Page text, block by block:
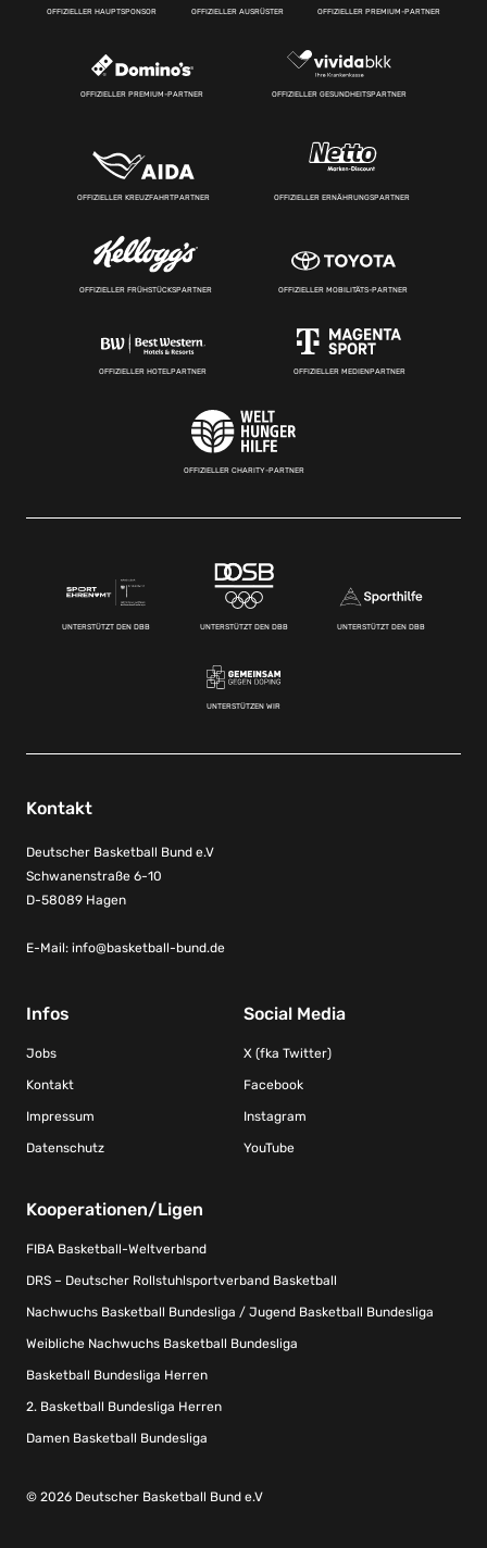
OFFIZIELLER HAUPTSPONSOR OFFIZIELLER AUSRÜSTER OFFIZIELLER PREMIUM-PARTNER
OFFIZIELLER PREMIUM-PARTNER OFFIZIELLER GESUNDHEITSPARTNER
OFFIZIELLER KREUZFAHRTPARTNER OFFIZIELLER ERNÄHRUNGSPARTNER
OFFIZIELLER FRÜHSTÜCKSPARTNER OFFIZIELLER MOBILITÄTS-PARTNER
OFFIZIELLER HOTELPARTNER OFFIZIELLER MEDIENPARTNER
OFFIZIELLER CHARITY-PARTNER
UNTERSTÜTZT DEN DBB UNTERSTÜTZT DEN DBB UNTERSTÜTZT DEN DBB
UNTERSTÜTZEN WIR
Kontakt
Deutscher Basketball Bund e.V
Schwanenstraße 6-10
D-58089 Hagen
E-Mail: info@basketball-bund.de
Infos
Jobs
Kontakt
Impressum
Datenschutz
Social Media
X (fka Twitter)
Facebook
Instagram
YouTube
Kooperationen/Ligen
FIBA Basketball-Weltverband
DRS – Deutscher Rollstuhlsportverband Basketball
Nachwuchs Basketball Bundesliga / Jugend Basketball Bundesliga
Weibliche Nachwuchs Basketball Bundesliga
Basketball Bundesliga Herren
2. Basketball Bundesliga Herren
Damen Basketball Bundesliga
© 2026 Deutscher Basketball Bund e.V